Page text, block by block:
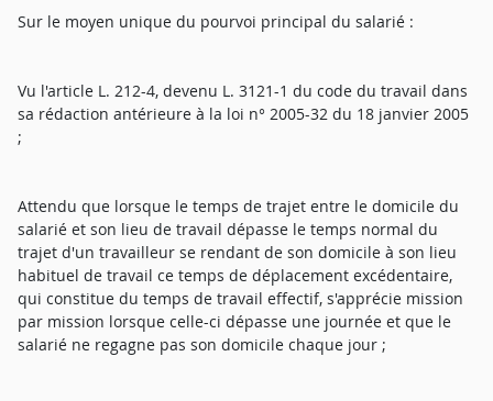
Sur le moyen unique du pourvoi principal du salarié :
Vu l'article L. 212-4, devenu L. 3121-1 du code du travail dans
sa rédaction antérieure à la loi n° 2005-32 du 18 janvier 2005
;
Attendu que lorsque le temps de trajet entre le domicile du
salarié et son lieu de travail dépasse le temps normal du
trajet d'un travailleur se rendant de son domicile à son lieu
habituel de travail ce temps de déplacement excédentaire,
qui constitue du temps de travail effectif, s'apprécie mission
par mission lorsque celle-ci dépasse une journée et que le
salarié ne regagne pas son domicile chaque jour ;